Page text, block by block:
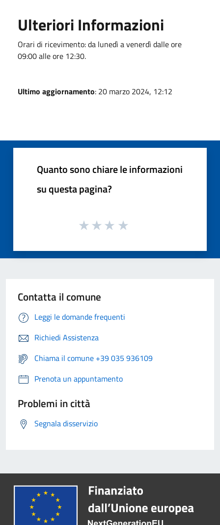
Ulteriori Informazioni
Orari di ricevimento: da lunedì a venerdì dalle ore
09:00 alle ore 12:30.
Ultimo aggiornamento: 20 marzo 2024, 12:12
Quanto sono chiare le informazioni
su questa pagina?
Contatta il comune
Leggi le domande frequenti
Richiedi Assistenza
Chiama il comune +39 035 936109
Prenota un appuntamento
Problemi in città
Segnala disservizio